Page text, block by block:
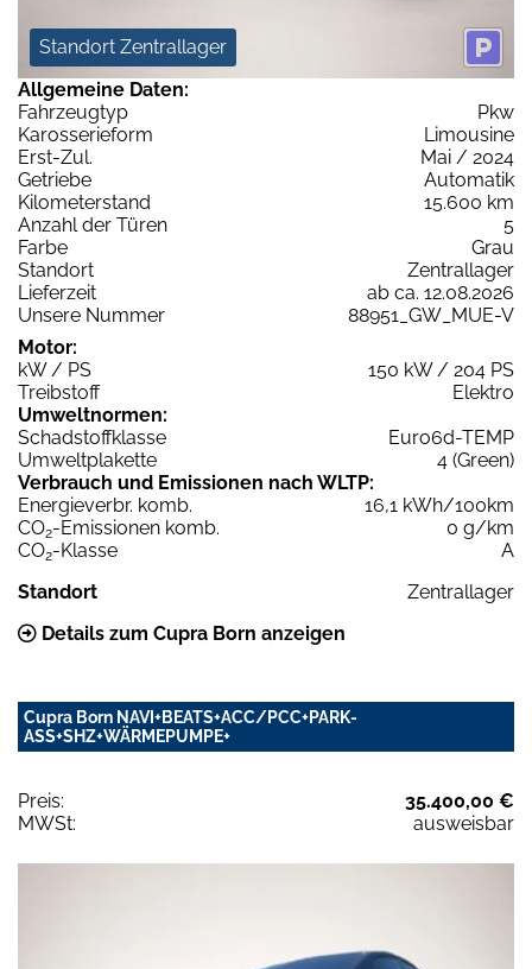
Standort Zentrallager
Allgemeine Daten:
Fahrzeugtyp
Pkw
Karosserieform
Limousine
Erst-Zul.
Mai / 2024
Getriebe
Automatik
Kilometerstand
15.600 km
Anzahl der Türen
5
Farbe
Grau
Standort
Zentrallager
Lieferzeit
ab ca. 12.08.2026
Unsere Nummer
88951_GW_MUE-V
Motor:
kW / PS
150 kW / 204 PS
Treibstoff
Elektro
Umweltnormen:
Schadstoffklasse
Euro6d-TEMP
Umweltplakette
4 (Green)
Verbrauch und Emissionen nach WLTP:
Energieverbr. komb.
16,1 kWh/100km
CO2-Emissionen komb.
0 g/km
CO2-Klasse
A
Standort
Zentrallager
Details zum Cupra Born anzeigen
Cupra Born NAVI+BEATS+ACC/PCC+PARK-
ASS+SHZ+WÄRMEPUMPE+
Preis:
35.400,00 €
MWSt:
ausweisbar